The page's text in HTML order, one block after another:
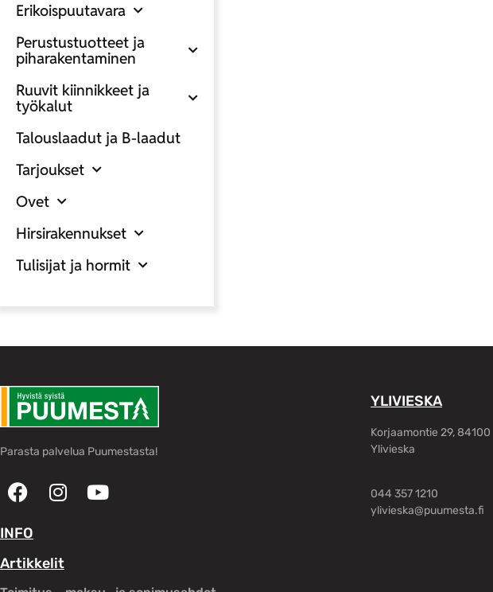
Erikoispuutavara
Perustustuotteet ja
piharakentaminen
Ruuvit kiinnikkeet ja
työkalut
Talouslaadut ja B-laadut
Tarjoukset
Ovet
Hirsirakennukset
Tulisijat ja hormit
Parasta palvelua Puumestasta!
INFO
Artikkelit
YLIVIESKA
Korjaamontie 29, 84100
Ylivieska
044 357 1210
ylivieska@puumesta.fi